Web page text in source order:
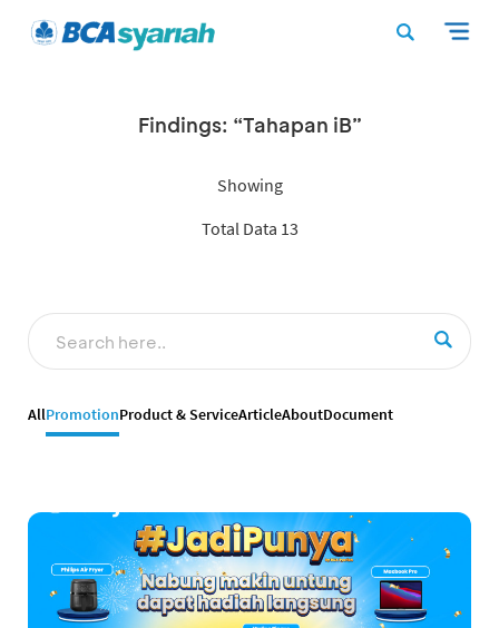
Findings: “Tahapan iB”
Showing
Total Data 13
AllPromotionProduct & ServiceArticleAboutDocument